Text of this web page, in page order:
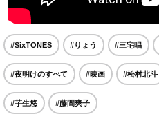
#SixTONES #りょう #三宅唱
#夜明けのすべて #映画 #松村北斗
#芋生悠 #藤間爽子